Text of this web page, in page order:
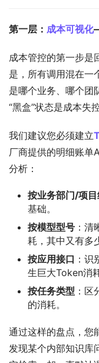
第一层： 成本可视化
成本管控的第一步是
是，所有调用混在一
是哪个业务、哪个团
“黑盒”状态是成本失
我们建议您必须建立
厂商提供的明细账单
分析：
按业务部门/项
基础。
按模型型号 ：
耗，其中又有多
按应用接口 ：
生巨大Token消
按任务类型 ：
的消耗。
通过这样的盘点，您
发现某个内部知识库